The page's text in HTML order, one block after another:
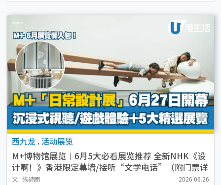
西九龙 . 活动展览
M+博物馆展览︱6月5大必看展览推荐 全新NHK《设
计啊！》香港限定幕墙/接听“文学电话”（附门票详
情）
文 : 張詩朗 2026.06.26